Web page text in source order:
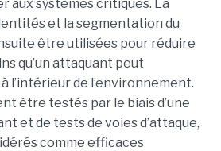
aux systèmes critiques. La
et la segmentation du
être utilisées pour réduire
qu’un attaquant peut
l’intérieur de l’environnement.
être testés par le biais d’une
et de tests de voies d’attaque,
comme efficaces